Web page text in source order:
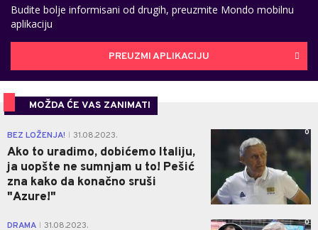
Budite bolje informisani od drugih, preuzmite Mondo mobilnu
aplikaciju
PREUZMI APLIKACIJU
MOŽDA ĆE VAS ZANIMATI
BEZ LOŽENJA! 31.08.2023.
Ako to uradimo, dobićemo Italiju,
ja uopšte ne sumnjam u to! Pešić
zna kako da konačno sruši
"Azure!"
0
DRAMA 31.08.2023. 0